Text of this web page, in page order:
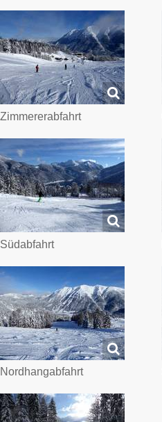
Zimmererabfahrt
Südabfahrt
Nordhangabfahrt